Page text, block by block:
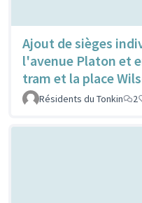
Ajout de sièges
l'avenue Platon et
tram et la place
Résidents du Tonkin
2